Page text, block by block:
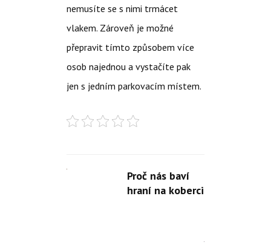
nemusíte se s nimi trmácet
vlakem. Zároveň je možné
přepravit tímto způsobem více
osob najednou a vystačíte pak
jen s jedním parkovacím místem.
Proč nás baví
hraní na koberci